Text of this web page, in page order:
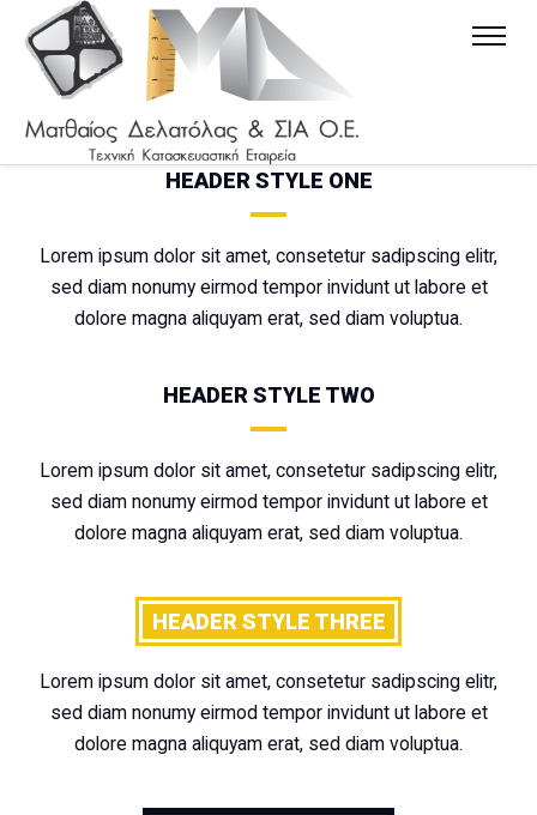
HEADER STYLE ONE
Lorem ipsum dolor sit amet, consetetur sadipscing elitr,
sed diam nonumy eirmod tempor invidunt ut labore et
dolore magna aliquyam erat, sed diam voluptua.
HEADER STYLE TWO
Lorem ipsum dolor sit amet, consetetur sadipscing elitr,
sed diam nonumy eirmod tempor invidunt ut labore et
dolore magna aliquyam erat, sed diam voluptua.
HEADER STYLE THREE
Lorem ipsum dolor sit amet, consetetur sadipscing elitr,
sed diam nonumy eirmod tempor invidunt ut labore et
dolore magna aliquyam erat, sed diam voluptua.